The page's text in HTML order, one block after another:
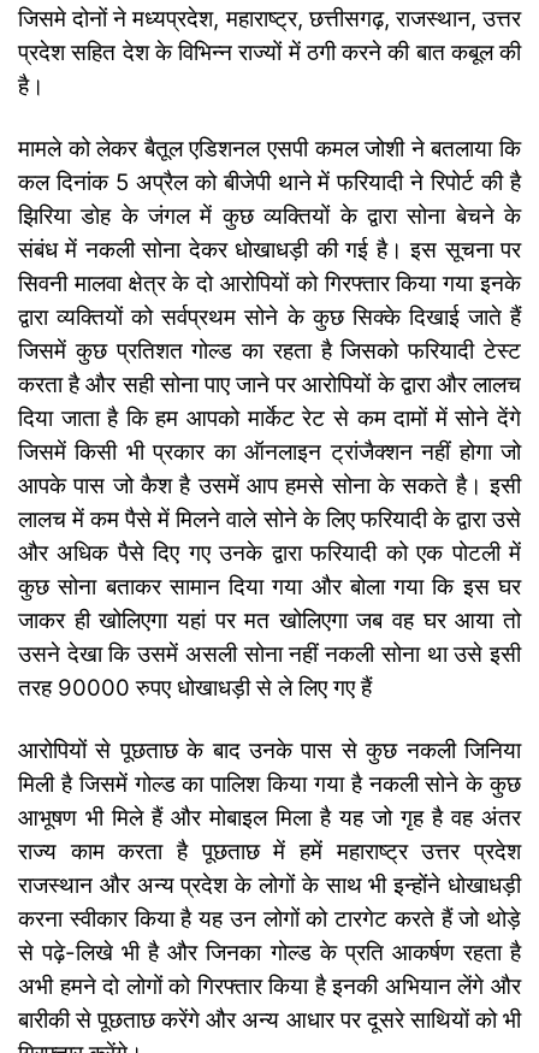
जिसमे दोनों ने मध्यप्रदेश, महाराष्ट्र, छत्तीसगढ़, राजस्थान, उत्तर
प्रदेश सहित देश के विभिन्न राज्यों में ठगी करने की बात कबूल की
है।
मामले को लेकर बैतूल एडिशनल एसपी कमल जोशी ने बतलाया कि
कल दिनांक 5 अप्रैल को बीजेपी थाने में फरियादी ने रिपोर्ट की है
झिरिया डोह के जंगल में कुछ व्यक्तियों के द्वारा सोना बेचने के
संबंध में नकली सोना देकर धोखाधड़ी की गई है। इस सूचना पर
सिवनी मालवा क्षेत्र के दो आरोपियों को गिरफ्तार किया गया इनके
द्वारा व्यक्तियों को सर्वप्रथम सोने के कुछ सिक्के दिखाई जाते हैं
जिसमें कुछ प्रतिशत गोल्ड का रहता है जिसको फरियादी टेस्ट
करता है और सही सोना पाए जाने पर आरोपियों के द्वारा और लालच
दिया जाता है कि हम आपको मार्केट रेट से कम दामों में सोने देंगे
जिसमें किसी भी प्रकार का ऑनलाइन ट्रांजैक्शन नहीं होगा जो
आपके पास जो कैश है उसमें आप हमसे सोना के सकते है। इसी
लालच में कम पैसे में मिलने वाले सोने के लिए फरियादी के द्वारा उसे
और अधिक पैसे दिए गए उनके द्वारा फरियादी को एक पोटली में
कुछ सोना बताकर सामान दिया गया और बोला गया कि इस घर
जाकर ही खोलिएगा यहां पर मत खोलिएगा जब वह घर आया तो
उसने देखा कि उसमें असली सोना नहीं नकली सोना था उसे इसी
तरह 90000 रुपए धोखाधड़ी से ले लिए गए हैं
आरोपियों से पूछताछ के बाद उनके पास से कुछ नकली जिनिया
मिली है जिसमें गोल्ड का पालिश किया गया है नकली सोने के कुछ
आभूषण भी मिले हैं और मोबाइल मिला है यह जो गृह है वह अंतर
राज्य काम करता है पूछताछ में हमें महाराष्ट्र उत्तर प्रदेश
राजस्थान और अन्य प्रदेश के लोगों के साथ भी इन्होंने धोखाधड़ी
करना स्वीकार किया है यह उन लोगों को टारगेट करते हैं जो थोड़े
से पढ़े-लिखे भी है और जिनका गोल्ड के प्रति आकर्षण रहता है
अभी हमने दो लोगों को गिरफ्तार किया है इनकी अभियान लेंगे और
बारीकी से पूछताछ करेंगे और अन्य आधार पर दूसरे साथियों को भी